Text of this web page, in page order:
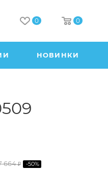
0 0
НОВИНКИ
664₽ -50%